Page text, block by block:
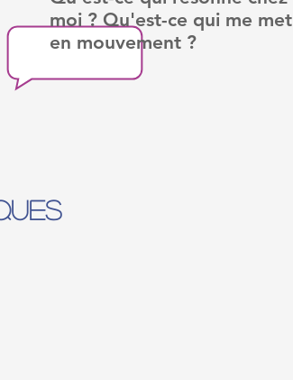
moi ? Qu'est-ce qui me met
en mouvement ?